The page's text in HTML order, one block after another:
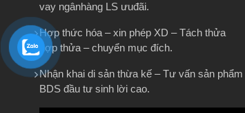
vay ngânhàng LS ưuđãi.
Hợp thức hóa – xin phép XD – Tách thửa
hợp thửa – chuyển mục đích.
Nhận khai di sản thừa kế – Tư vấn sản phẩm
BDS đầu tư sinh lời cao.